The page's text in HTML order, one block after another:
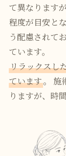
て異なります
程度が目安と
う配慮されて
ています。
リラックスし
ています。 施
りますが、時